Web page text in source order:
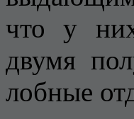
что у
двумя
лобные